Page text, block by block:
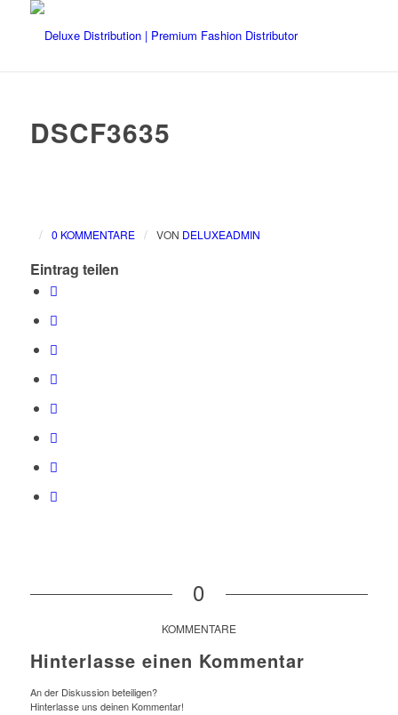
DSCF3635
/ 0 KOMMENTARE / VON DELUXEADMIN
Eintrag teilen
0
KOMMENTARE
Hinterlasse einen Kommentar
An der Diskussion beteiligen?
Hinterlasse uns deinen Kommentar!